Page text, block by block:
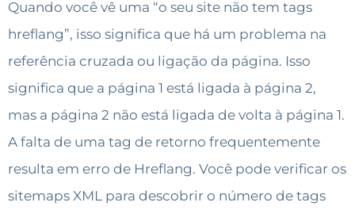
Quando você vê uma “o seu site não tem tags
hreflang”, isso significa que há um problema na
referência cruzada ou ligação da página. Isso
significa que a página 1 está ligada à página 2,
mas a página 2 não está ligada de volta à página 1.
A falta de uma tag de retorno frequentemente
resulta em erro de Hreflang. Você pode verificar os
sitemaps XML para descobrir o número de tags